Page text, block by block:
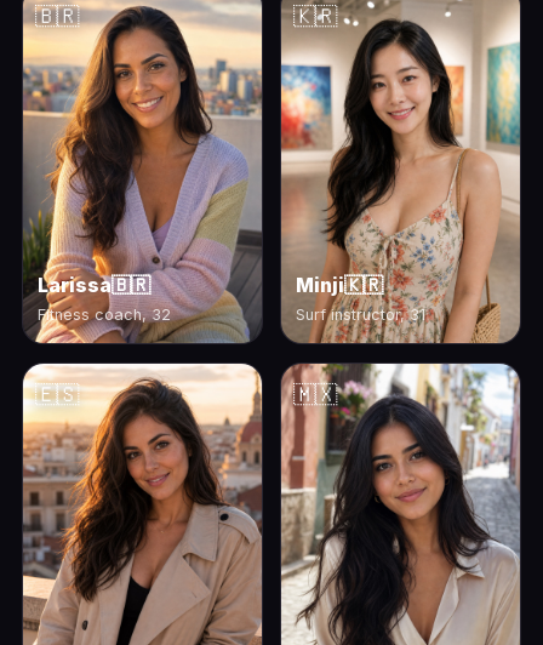
🇧🇷
Larissa🇧🇷
Fitness coach, 32
🇰🇷
Minji🇰🇷
Surf instructor, 31
🇪🇸 🇲🇽